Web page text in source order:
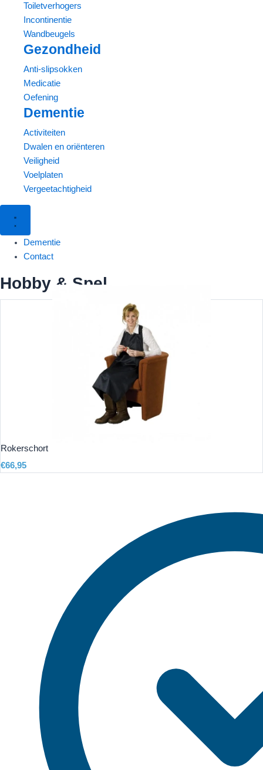
Toiletverhogers
Incontinentie
Wandbeugels
Gezondheid
Anti-slipsokken
Medicatie
Oefening
Dementie
Activiteiten
Dwalen en oriënteren
Veiligheid
Voelplaten
Vergeetachtigheid
Dementie
Contact
Hobby & Spel
Rokerschort
€66,95